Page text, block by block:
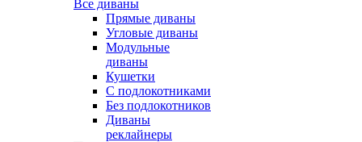
Все диваны
Прямые диваны
Угловые диваны
Модульные
диваны
Кушетки
С подлокотниками
Без подлокотников
Диваны
реклайнеры